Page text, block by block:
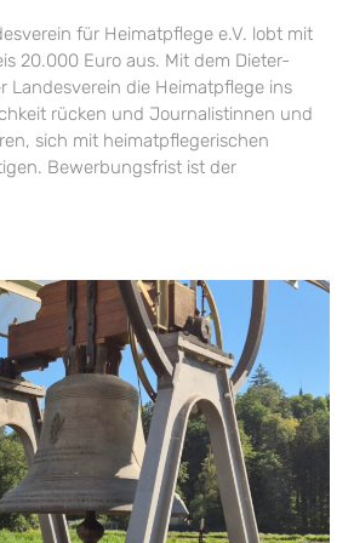
für Heimatpflege e.V. lobt mit
20.000 Euro aus. Mit dem Dieter-
Landesverein die Heimatpflege ins
rücken und Journalistinnen und
sich mit heimatpflegerischen
Bewerbungsfrist ist der